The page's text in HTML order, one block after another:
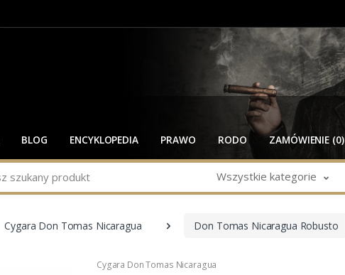
BLOG ENCYKLOPEDIA PRAWO RODO ZAMÓWIENIE (0)
Wszystkie kategorie
Cygara Don Tomas Nicaragua Don Tomas Nicaragua Robusto
Cygara Don Tomas Nicaragua